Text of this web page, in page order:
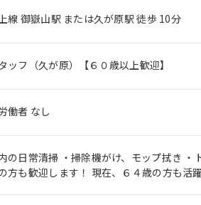
線 御嶽山駅 または久が原駅 徒歩 10分
ッフ（久が原）【６０歳以上歓迎】
働者 なし
の日常清掃 ・掃除機がけ、モップ拭き
方も歓迎します！ 現在、６４歳の方も活